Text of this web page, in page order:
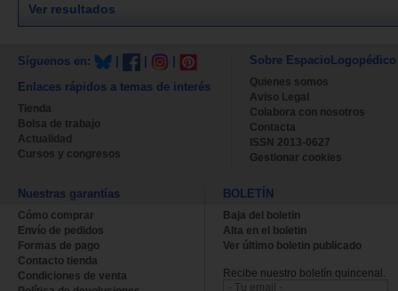
Ver resultados
Síguenos en:
Enlaces rápidos a temas de interés
Tienda
Bolsa de trabajo
Actualidad
Cursos y congresos
Sobre EspacioLogopédico
Quienes somos
Aviso Legal
Colabora con nosotros
Contacta
ISSN 2013-0627
Gestionar cookies
Nuestras garantías
Cómo comprar
Envío de pedidos
Formas de pago
Contacto tienda
Condiciones de venta
BOLETÍN
Baja del boletin
Alta en el boletin
Ver último boletin publicado
Recibe nuestro boletín quincenal.